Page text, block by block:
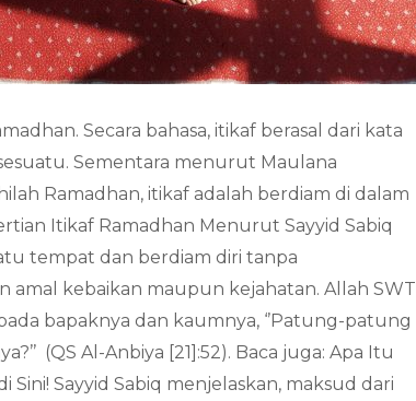
Secara bahasa, itikaf berasal dari kata
Sementara menurut Maulana
Ramadhan, itikaf adalah berdiam di dalam
Itikaf Ramadhan Menurut Sayyid Sabiq
tempat dan berdiam diri tanpa
kebaikan maupun kejahatan. Allah SWT
bapaknya dan kaumnya, ‘’Patung-patung
(QS Al-Anbiya [21]:52). Baca juga: Apa Itu
Sini! Sayyid Sabiq menjelaskan, maksud dari